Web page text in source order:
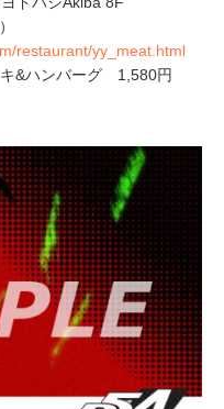
restaurant/yy_meat.html
&ハンバーグ 1,580円